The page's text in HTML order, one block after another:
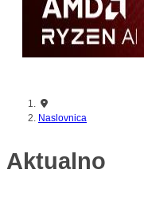
Naslovnica
Aktualno